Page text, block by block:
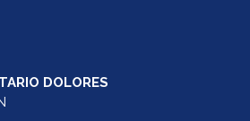
DOLORES